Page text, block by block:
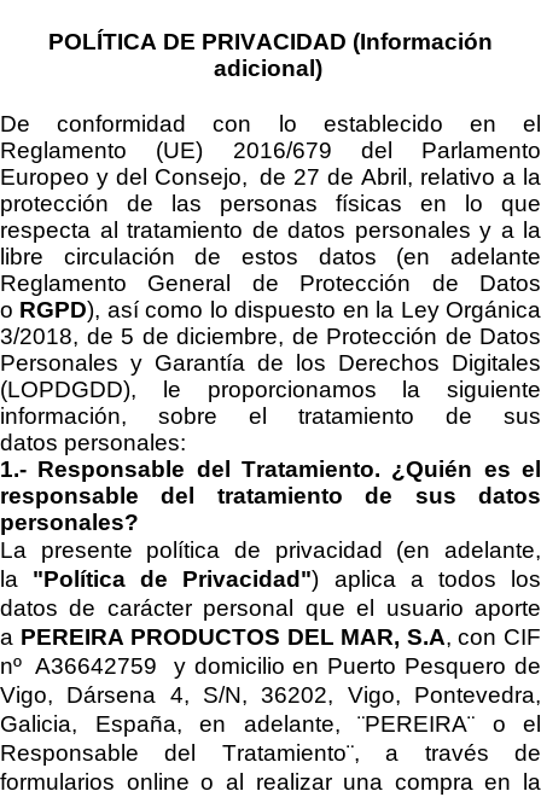
POLÍTICA DE PRIVACIDAD (Información
adicional)
De conformidad con lo establecido en el
Reglamento (UE) 2016/679 del Parlamento
Europeo y del Consejo, de 27 de Abril, relativo a la
protección de las personas físicas en lo que
respecta al tratamiento de datos personales y a la
libre circulación de estos datos (en adelante
Reglamento General de Protección de Datos
o RGPD), así como lo dispuesto en la Ley Orgánica
3/2018, de 5 de diciembre, de Protección de Datos
Personales y Garantía de los Derechos Digitales
(LOPDGDD), le proporcionamos la siguiente
información, sobre el tratamiento de sus
datos personales:
1.- Responsable del Tratamiento. ¿Quién es el
responsable del tratamiento de sus datos
personales?
La presente política de privacidad (en adelante,
la "Política de Privacidad") aplica a todos los
datos de carácter personal que el usuario aporte
a PEREIRA PRODUCTOS DEL MAR, S.A, con CIF
nº A36642759 y domicilio en Puerto Pesquero de
Vigo, Dársena 4, S/N, 36202, Vigo, Pontevedra,
Galicia, España, en adelante, ¨PEREIRA¨ o el
Responsable del Tratamiento¨, a través de
formularios online o al realizar una compra en la